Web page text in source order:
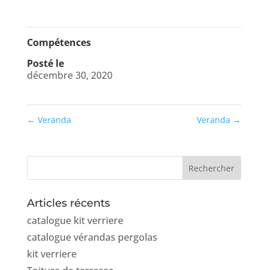
Compétences
Posté le
décembre 30, 2020
← Veranda Veranda →
Articles récents
catalogue kit verriere
catalogue vérandas pergolas
kit verriere